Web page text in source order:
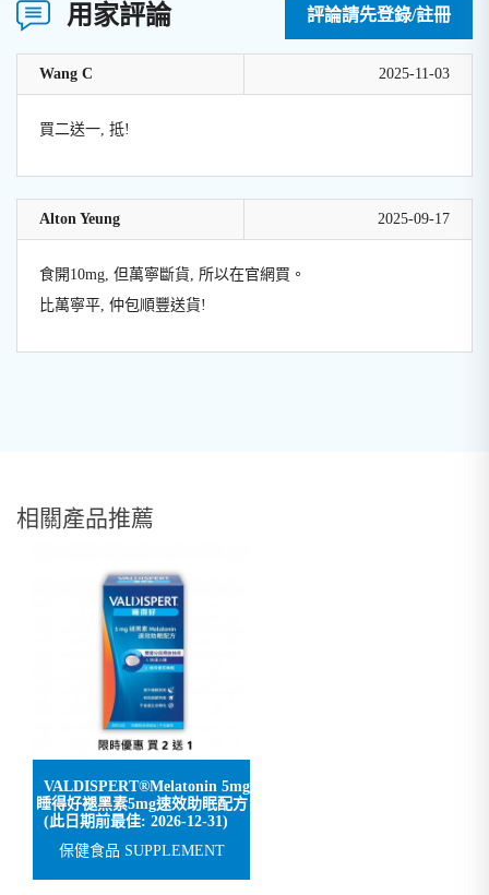
用家評論 評論請先登錄/註冊
Wang C 2025-11-03
買二送一, 抵!
Alton Yeung 2025-09-17
食開10mg, 但萬寧斷貨, 所以在官網買。
比萬寧平, 仲包順豐送貨!
相關產品推薦
VALDISPERT®Melatonin 5mg
睡得好褪黑素5mg速效助眠配方
(此日期前最佳: 2026-12-31)
保健食品 SUPPLEMENT